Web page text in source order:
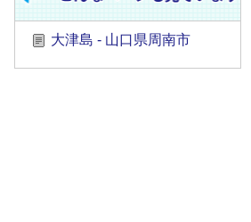
大津島 - 山口県周南市